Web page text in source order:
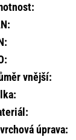
:
:
:
:
vnější:
:
:
úprava: